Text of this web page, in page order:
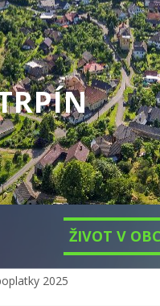
ŽIVOT V
2025